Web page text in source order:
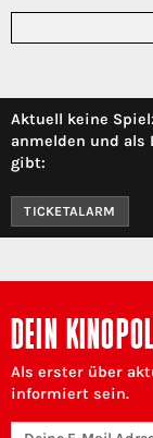
Aktuell keine
anmelden und als
gibt:
TICKETALARM
DEIN
Als erster über
informiert sein.